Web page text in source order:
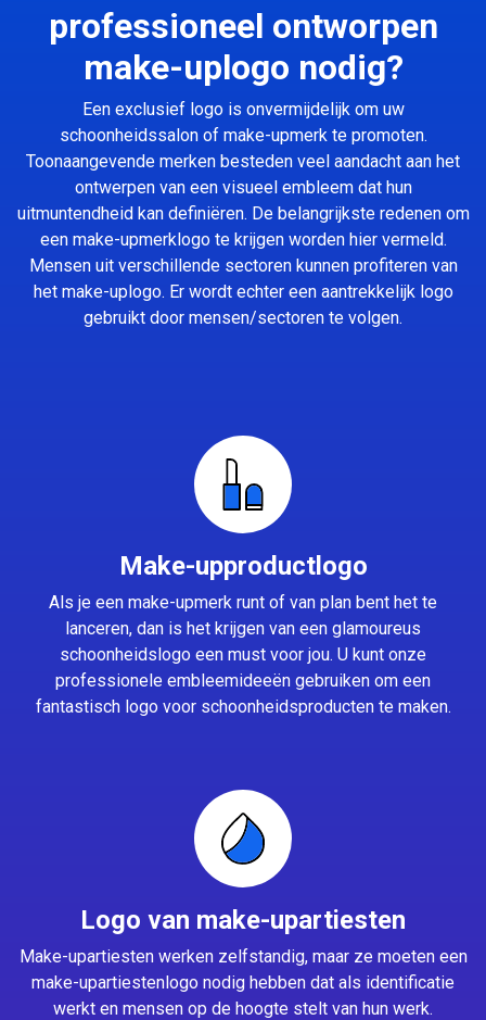
professioneel ontworpen
make-uplogo nodig?
Een exclusief logo is onvermijdelijk om uw
schoonheidssalon of make-upmerk te promoten.
Toonaangevende merken besteden veel aandacht aan het
ontwerpen van een visueel embleem dat hun
uitmuntendheid kan definiëren. De belangrijkste redenen om
een make-upmerklogo te krijgen worden hier vermeld.
Mensen uit verschillende sectoren kunnen profiteren van
het make-uplogo. Er wordt echter een aantrekkelijk logo
gebruikt door mensen/sectoren te volgen.
Make-upproductlogo
Als je een make-upmerk runt of van plan bent het te
lanceren, dan is het krijgen van een glamoureus
schoonheidslogo een must voor jou. U kunt onze
professionele embleemideeën gebruiken om een
fantastisch logo voor schoonheidsproducten te maken.
Logo van make-upartiesten
Make-upartiesten werken zelfstandig, maar ze moeten een
make-upartiestenlogo nodig hebben dat als identificatie
werkt en mensen op de hoogte stelt van hun werk.